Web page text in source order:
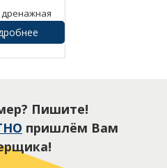
si-27
Пишите!
пришлём Вам